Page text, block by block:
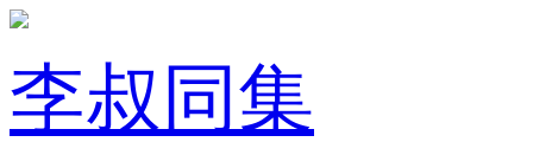
李叔同集